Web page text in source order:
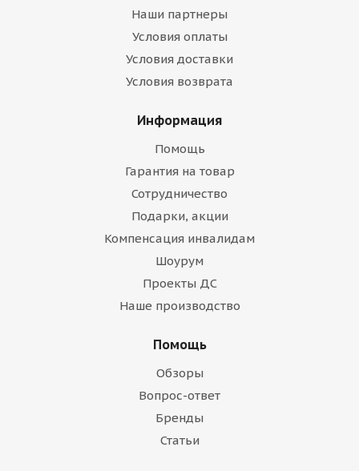
Наши партнеры
Условия оплаты
Условия доставки
Условия возврата
Информация
Помощь
Гарантия на товар
Сотрудничество
Подарки, акции
Компенсация инвалидам
Шоурум
Проекты ДС
Наше производство
Помощь
Обзоры
Вопрос-ответ
Бренды
Статьи